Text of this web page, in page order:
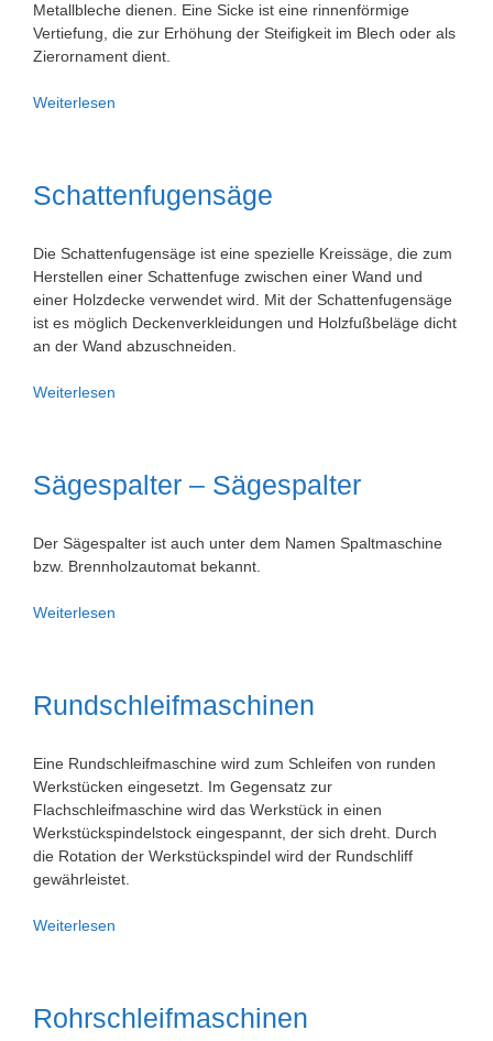
Metallbleche dienen. Eine Sicke ist eine rinnenförmige
Vertiefung, die zur Erhöhung der Steifigkeit im Blech oder als
Zierornament dient.
Weiterlesen
Schattenfugensäge
Die Schattenfugensäge ist eine spezielle Kreissäge, die zum
Herstellen einer Schattenfuge zwischen einer Wand und
einer Holzdecke verwendet wird. Mit der Schattenfugensäge
ist es möglich Deckenverkleidungen und Holzfußbeläge dicht
an der Wand abzuschneiden.
Weiterlesen
Sägespalter – Sägespalter
Der Sägespalter ist auch unter dem Namen Spaltmaschine
bzw. Brennholzautomat bekannt.
Weiterlesen
Rundschleifmaschinen
Eine Rundschleifmaschine wird zum Schleifen von runden
Werkstücken eingesetzt. Im Gegensatz zur
Flachschleifmaschine wird das Werkstück in einen
Werkstückspindelstock eingespannt, der sich dreht. Durch
die Rotation der Werkstückspindel wird der Rundschliff
gewährleistet.
Weiterlesen
Rohrschleifmaschinen